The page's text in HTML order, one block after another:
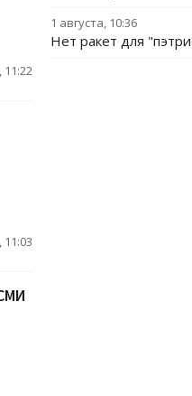
11:22
11:03
1 августа, 10:36
Нет ракет для